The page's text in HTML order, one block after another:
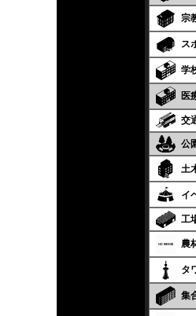
宗
ス
学
医
交
公
土
イ
工
農
タ
集